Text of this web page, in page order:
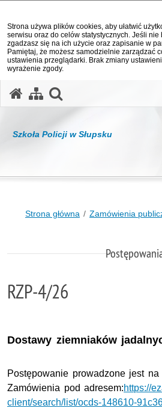
Strona używa plików cookies, aby ułatwić
serwisu oraz do celów statystycznych. Jeśli nie
zgadzasz się na ich użycie oraz zapisanie w
Pamiętaj, że możesz samodzielnie zarządzać
ustawienia przeglądarki. Brak zmiany
wyrażenie zgody.
Szkoła Policji w Słupsku
Strona główna Zamówienia
RZP-4/26
Dostawy ziemniaków
Postępowanie prowadzone jest
Zamówienia pod adresem:https://
client/search/list/ocds-148610-